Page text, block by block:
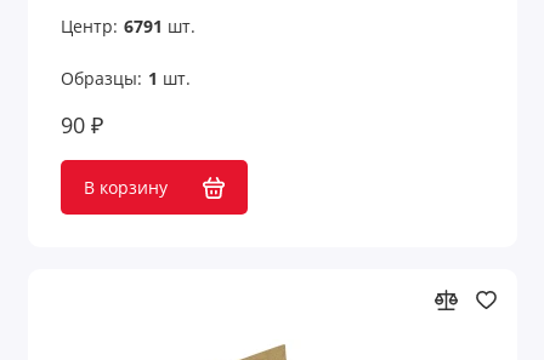
Центр: 6791 шт.
Образцы: 1 шт.
90 ₽
В корзину